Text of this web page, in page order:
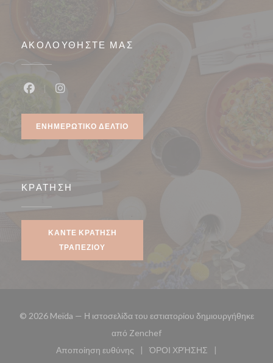
ΑΚΟΛΟΥΘΉΣΤΕ ΜΑΣ
ΕΝΗΜΕΡΩΤΙΚΌ ΔΕΛΤΊΟ
ΚΡΆΤΗΣΗ
ΚΆΝΤΕ ΚΡΆΤΗΣΗ
ΤΡΑΠΕΖΙΟΎ
© 2026 Meïda — Η ιστοσελίδα του εστιατορίου δημιουργήθηκε
από Zenchef((ανοίγει σε νέο παράθυρο))
Αποποίηση ευθύνης
((ανοίγει σε νέο παράθυρο))
ΌΡΟΙ ΧΡΉΣΗΣ
((ανοίγει σε νέο